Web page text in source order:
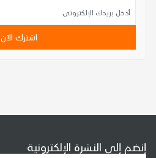
اشترك الآن
إنضم إلى النشرة الإلكترونية